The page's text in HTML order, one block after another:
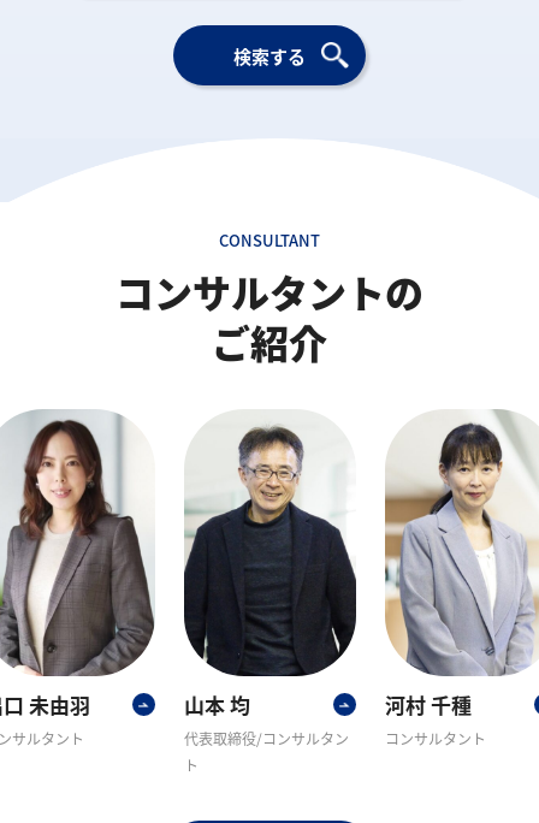
CONSULTANT
コンサルタントの
ご紹介
未由羽
サルタント
山本 均
代表取締役/コンサルタン
ト
河村 千種
コンサルタント